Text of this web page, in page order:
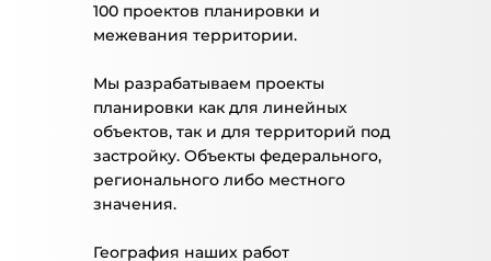
100 проектов планировки и
межевания территории.
Мы разрабатываем проекты
планировки как для линейных
объектов, так и для территорий под
застройку. Объекты федерального,
регионального либо местного
значения.
География наших работ